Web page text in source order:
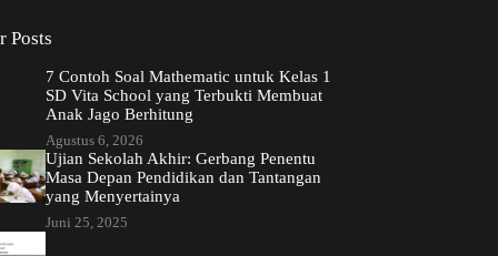
Posts
7 Contoh Soal Mathematic untuk Kelas 1
SD Vita School yang Terbukti Membuat
Anak Jago Berhitung
Agustus 6, 2026
Ujian Sekolah Akhir: Gerbang Penentu
Masa Depan Pendidikan dan Tantangan
yang Menyertainya
Juni 25, 2025